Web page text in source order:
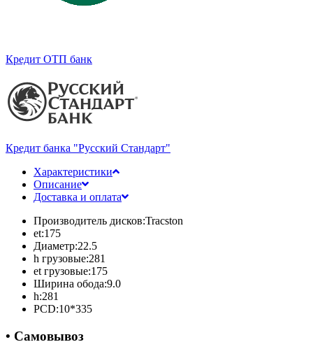
Кредит ОТП банк
Кредит банка "Русский Стандарт"
Характеристики
Описание
Доставка и оплата
Производитель дисков:Tracston
et:175
Диаметр:22.5
h грузовые:281
et грузовые:175
Ширина обода:9.0
h:281
PCD:10*335
• Самовывоз